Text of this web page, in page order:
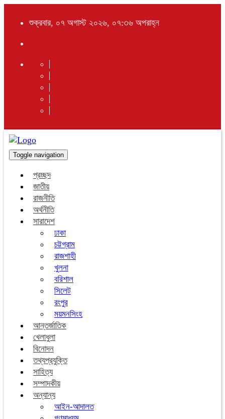
শুক্রবার, ০৭ অগাস্ট ২০২৬, ০৭:৩৬ অপরাহ্ন
Toggle navigation
প্রচ্ছদ
জাতীয়
রাজনীতি
অর্থনীতি
সারাদেশ
ঢাকা
চট্টগ্রাম
রাজশাহী
খুলনা
বরিশাল
সিলেট
রংপুর
ময়মনসিংহ
আন্তর্জাতিক
খেলাধুলা
বিনোদন
তথ্যপ্রযুক্তি
সাহিত্য
সম্পাদকীয়
অন্যান্য
আইন-আদালত